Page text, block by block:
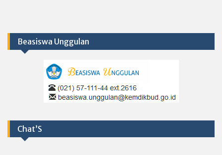
Beasiswa Unggulan
Chat’S